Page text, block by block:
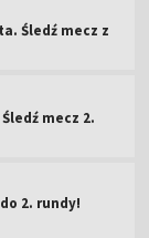
Śledź mecz z
mecz 2.
2. rundy!